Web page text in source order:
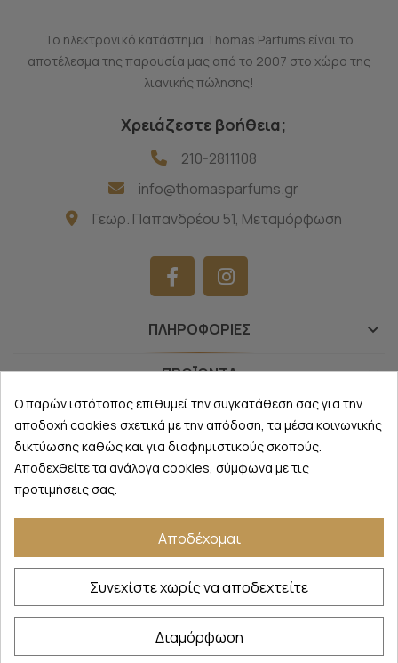
Το ηλεκτρονικό κατάστημα Thomas Parfums είναι το
αποτέλεσμα της παρουσία μας από το 2007 στο χώρο της
λιανικής πώλησης!
Χρειάζεστε βοήθεια;
210-2811108
info@thomasparfums.gr
Γεωρ. Παπανδρέου 51, Μεταμόρφωση
ΠΛΗΡΟΦΟΡΊΕΣ keyboard_arrow_down
ΠΡΟΪΌΝΤΑ keyboard_arrow_down
NEWSLETTER keyboard_arrow_down
Thomas Parfums
ΔΉΛΩΣΗ ΥΠΑΝΑΧΏΡΗΣΗΣ
Ο παρών ιστότοπος επιθυμεί την συγκατάθεση σας για την
αποδοχή cookies σχετικά με την απόδοση, τα μέσα κοινωνικής
δικτύωσης καθώς και για διαφημιστικούς σκοπούς.
Αποδεχθείτε τα ανάλογα cookies, σύμφωνα με τις
προτιμήσεις σας.
Αποδέχομαι
Συνεχίστε χωρίς να αποδεχτείτε
Διαμόρφωση